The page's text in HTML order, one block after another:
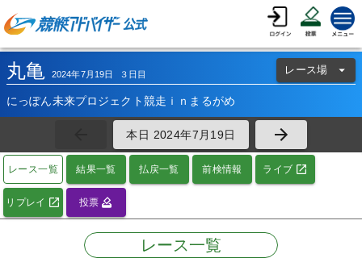
丸亀 2024年7月 19日 ３日目 レース場
にっぽん未来プロジェクト競走ｉｎまるがめ
本日 2024年7 月 19日
レース一覧 結果一覧 払戻一覧 前検情報 ライブ
リプレイ 投票
レース一覧